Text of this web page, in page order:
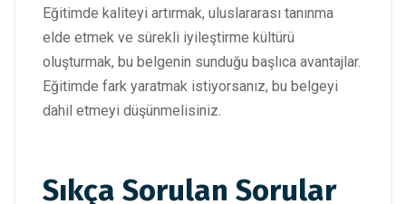
Eğitimde kaliteyi artırmak, uluslararası tanınma
elde etmek ve sürekli iyileştirme kültürü
oluşturmak, bu belgenin sunduğu başlıca avantajlar.
Eğitimde fark yaratmak istiyorsanız, bu belgeyi
dahil etmeyi düşünmelisiniz.
Sıkça Sorulan Sorular